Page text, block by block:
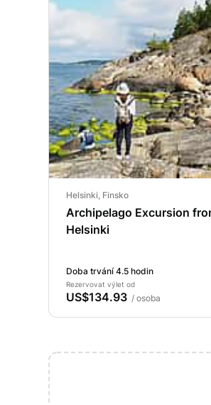
Helsinki, Finsko
Archipelago Excursion
Helsinki
Doba trvání 4.5 hodin
Rezervovat výlet od
US$134.93 / osoba